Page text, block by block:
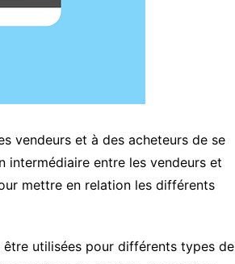
vendeurs et à des acheteurs de se
intermédiaire entre les vendeurs et
mettre en relation les différents
utilisées pour différents types de